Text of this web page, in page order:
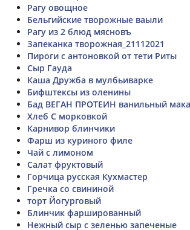
Рагу овощное
Бельгийские творожные ваыли
Рагу из 2 блюд мясновъ
Запеканка творожная_21112021
Пироги с антоновкой от тети Риты
Сыр Гауда
Каша Дружба в мулбьиварке
Бифштексы из оленины
Бад ВЕГАН ПРОТЕИН ванильный
Хлеб С морковкой
Карнивор блинчики
Фарш из куриного филе
Чай с лимоном
Салат фруктовый
Горчица русская Кухмастер
Гречка со свининой
торт Йогурговый
Блинчик фаршированный
Нежный сыр с зеленью запеченые